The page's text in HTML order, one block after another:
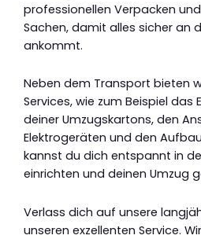
professionellen Verpacken
Sachen, damit alles sicher an
ankommt.
Neben dem Transport bieten
Services, wie zum Beispiel das
deiner Umzugskartons, den
Elektrogeräten und den
kannst du dich entspannt in
einrichten und deinen Umzug
Verlass dich auf unsere
unseren exzellenten Service.